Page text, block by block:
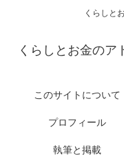
くらしと
くらしとお金のア
このサイトについて
プロフィール
執筆と掲載